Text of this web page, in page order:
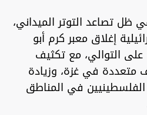
تصاعد التوتر الميداني،
إغلاق معبر كرم أبو
سالم التجاري لليوم الـ16 على التوالي، مع تكثيف
متعددة في غزة، وزيادة
الفلسطينيين في المناطق